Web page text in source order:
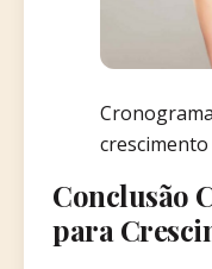
crescimento
Conclusão
para